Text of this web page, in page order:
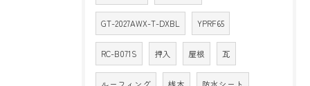
GT-2027AWX-T-DXBL YPRF65
RC-B071S 押入 屋根 瓦